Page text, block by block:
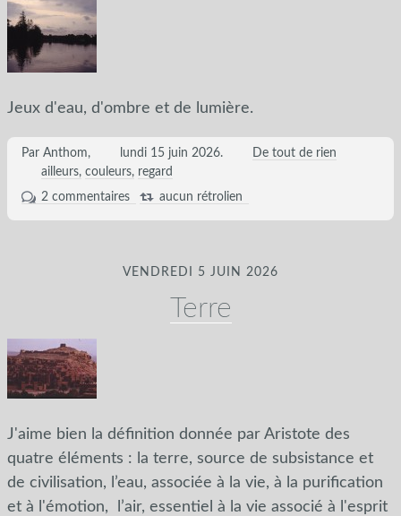
Jeux d'eau, d'ombre et de lumière.
Par Anthom, lundi 15 juin 2026.
De tout de rien
ailleurs couleurs regard
2 commentaires
aucun rétrolien
VENDREDI 5 JUIN 2026
Terre
J'aime bien la définition donnée par Aristote des
quatre éléments : la terre, source de subsistance et
de civilisation, l’eau, associée à la vie, à la purification
et à l'émotion, l’air, essentiel à la vie associé à l'esprit